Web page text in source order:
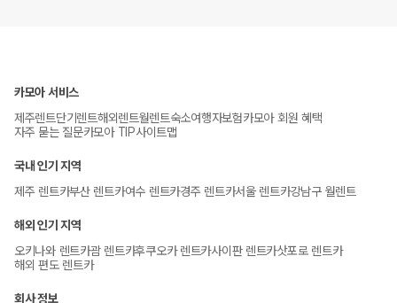
카모아 서비스
제주렌트단기렌트해외렌트월렌트숙소여행자보험카모아 회원 혜택
자주 묻는 질문카모아 TIP사이트맵
국내 인기 지역
제주 렌트카부산 렌트카여수 렌트카경주 렌트카서울 렌트카강남구 월렌트
해외 인기 지역
오키나와 렌트카괌 렌트카후쿠오카 렌트카사이판 렌트카삿포로 렌트카
해외 편도 렌트카
회사 정보